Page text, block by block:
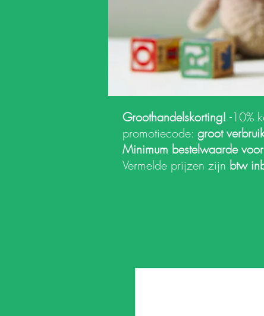
Groothandelskorting! -10%
promotiecode: groot
Minimum bestelwaarde
Vermelde prijzen zijn btw